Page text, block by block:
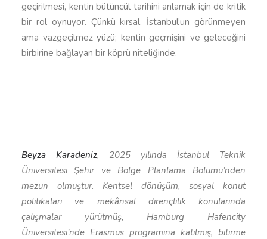
geçirilmesi, kentin bütüncül tarihini anlamak için de kritik
bir rol oynuyor. Çünkü kırsal, İstanbul’un görünmeyen
ama vazgeçilmez yüzü; kentin geçmişini ve geleceğini
birbirine bağlayan bir köprü niteliğinde.
Beyza Karadeniz, 2025 yılında İstanbul Teknik
Üniversitesi Şehir ve Bölge Planlama Bölümü’nden
mezun olmuştur. Kentsel dönüşüm, sosyal konut
politikaları ve mekânsal dirençlilik konularında
çalışmalar yürütmüş, Hamburg Hafencity
Üniversitesi’nde Erasmus programına katılmış, bitirme